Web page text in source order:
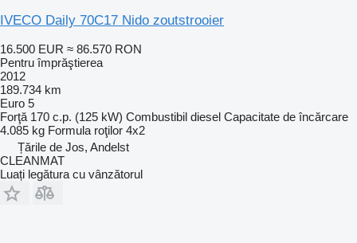
IVECO Daily 70C17 Nido zoutstrooier
16.500 EUR ≈ 86.570 RON
Pentru împrăştierea
2012
189.734 km
Euro 5
Forţă 170 c.p. (125 kW) Combustibil diesel Capacitate de încărcare
4.085 kg Formula roţilor 4x2
Țările de Jos, Andelst
CLEANMAT
Luați legătura cu vânzătorul